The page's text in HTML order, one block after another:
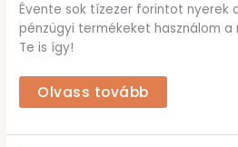
Évente sok tízezer forintot nyerek
pénzügyi termékeket használom a
Te is így!
Olvass tovább